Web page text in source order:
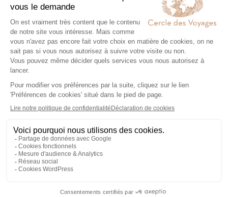
Des vacances sur l’île de la Réunion différentes :
découvertes culinaires, rencontres et échanges avec
les locaux, avec des nuitées insolites ou encore un
road trip en van pour découvrir la Réunion
autrement…. Nous vous proposons desvoyages à la
d’activités en immersion et d’expériences insolites.
Copyright photo : Kaz Insolite
Lire la suite